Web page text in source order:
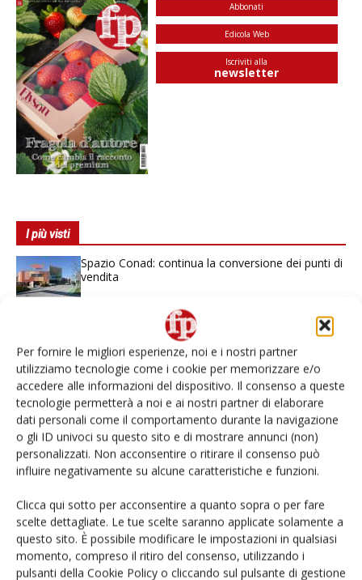
Per fornire le migliori esperienze, noi e i nostri partner
utilizziamo tecnologie come i cookie per memorizzare e/o
accedere alle informazioni del dispositivo. Il consenso a queste
tecnologie permetterà a noi e ai nostri partner di elaborare
dati personali come il comportamento durante la navigazione
o gli ID univoci su questo sito e di mostrare annunci (non)
personalizzati. Non acconsentire o ritirare il consenso può
influire negativamente su alcune caratteristiche e funzioni.
Clicca qui sotto per acconsentire a quanto sopra o per fare
scelte dettagliate. Le tue scelte saranno applicate solamente a
questo sito. È possibile modificare le impostazioni in qualsiasi
momento, compreso il ritiro del consenso, utilizzando i
pulsanti della Cookie Policy o cliccando sul pulsante di gestione
Abbonati
Edicola Web
Iscriviti alla
newsletter
I più visti
Spazio Conad: continua la conversione dei punti di
vendita
Retail tour nel mondo della IV gamma
L’ortofrutta di Extra Supermercati tra localismo e
Ai #Repartofresh
Non è una susina: è Metis… e può rivoluzionare la
categoria
Fichidindia, tutto quello che serve per la raccolta
fai da te